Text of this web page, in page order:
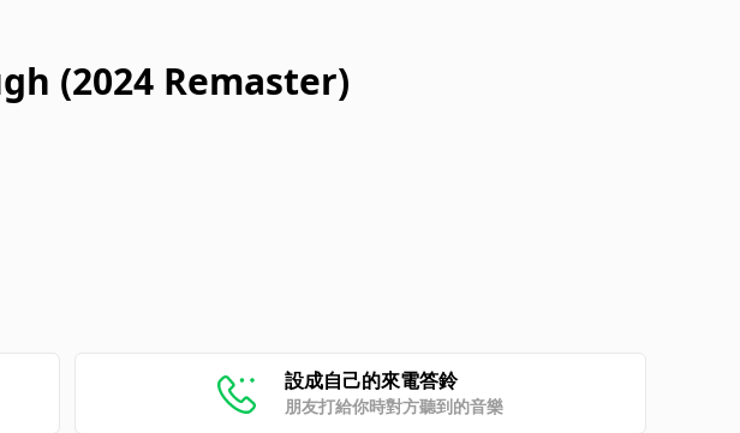
(2024 Remaster)
設成自己的來電答鈴
朋友打給你時對方聽到的音樂